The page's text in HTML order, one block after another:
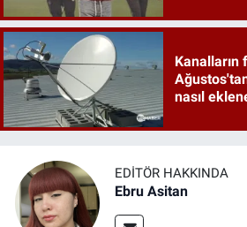
Kanalların
nasıl
EDITÖR HAKKINDA
Ebru Asitan